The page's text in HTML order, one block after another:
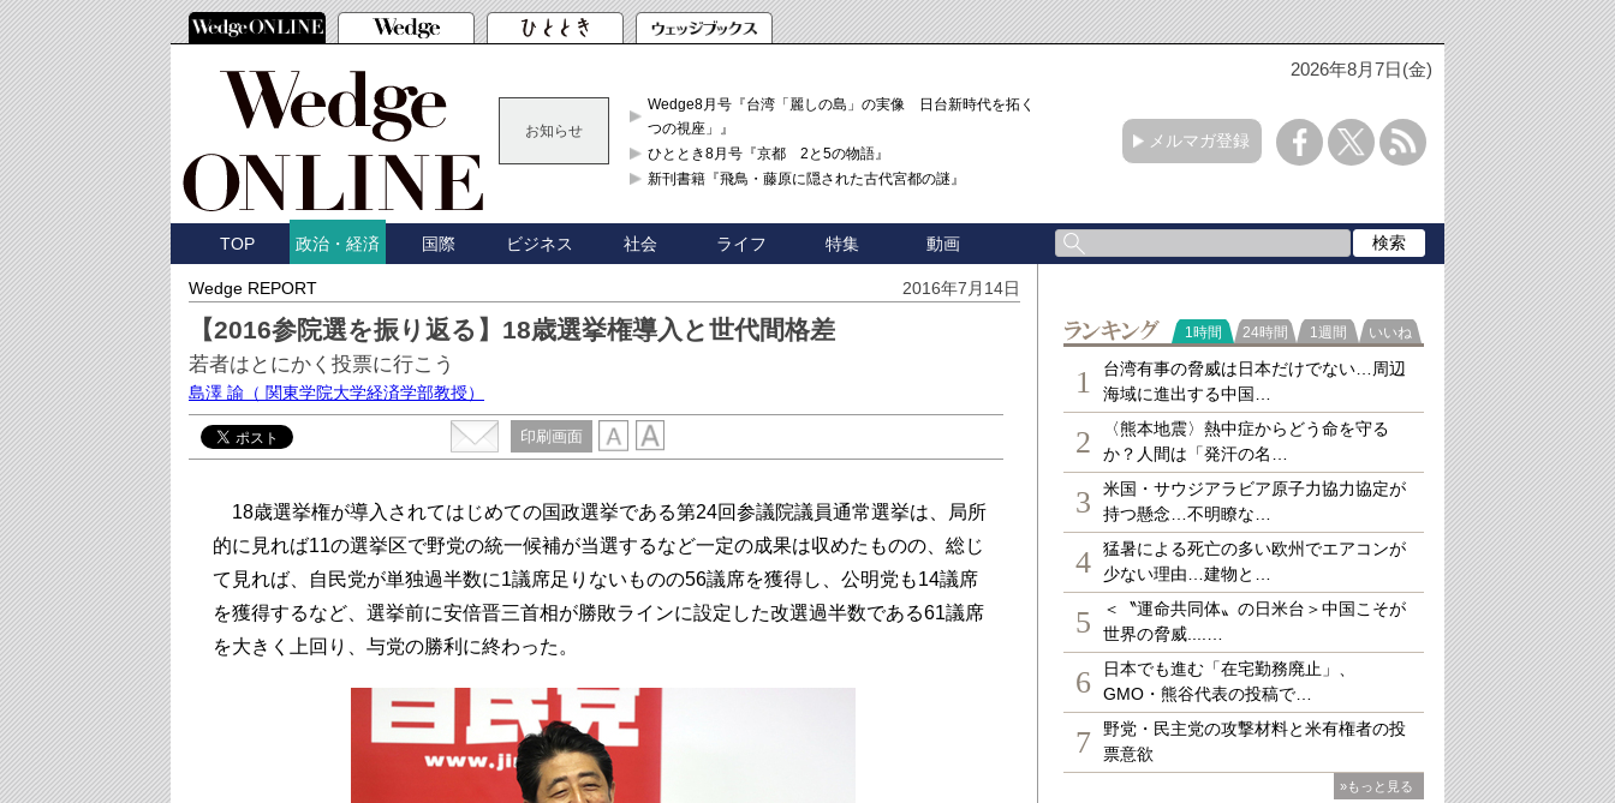
2026年8月7日(金)
お知らせ
Wedge8月号『台湾「麗しの島」の実像 日台新時代を拓く「3
つの視座」』
ひととき8月号『京都 2と5の物語』
新刊書籍『飛鳥・藤原に隠された古代宮都の謎』
メルマガ登録
TOP 政治・経済 国際 ビジネス 社会 ライフ 特集 動画
Wedge REPORT 2016年7月14日
【2016参院選を振り返る】18歳選挙権導入と世代間格差
若者はとにかく投票に行こう
島澤 諭 （ 関東学院大学経済学部教授）
印刷画面
18歳選挙権が導入されてはじめての国政選挙である第24回参議院議員通常選挙は、局所
的に見れば11の選挙区で野党の統一候補が当選するなど一定の成果は収めたものの、総じ
て見れば、自民党が単独過半数に1議席足りないものの56議席を獲得し、公明党も14議席
を獲得するなど、選挙前に安倍晋三首相が勝敗ラインに設定した改選過半数である61議席
を大きく上回り、与党の勝利に終わった。
ランキング
1時間 24時間 1週間 いいね
1
台湾有事の脅威は日本だけでない…周辺
海域に進出する中国…
2
〈熊本地震〉熱中症からどう命を守る
か？人間は「発汗の名…
3
米国・サウジアラビア原子力協力協定が
持つ懸念…不明瞭な…
4
猛暑による死亡の多い欧州でエアコンが
少ない理由…建物と…
5
＜〝運命共同体〟の日米台＞中国こそが
世界の脅威....…
6
日本でも進む「在宅勤務廃止」、
GMO・熊谷代表の投稿で…
7
野党・民主党の攻撃材料と米有権者の投
票意欲
»もっと見る